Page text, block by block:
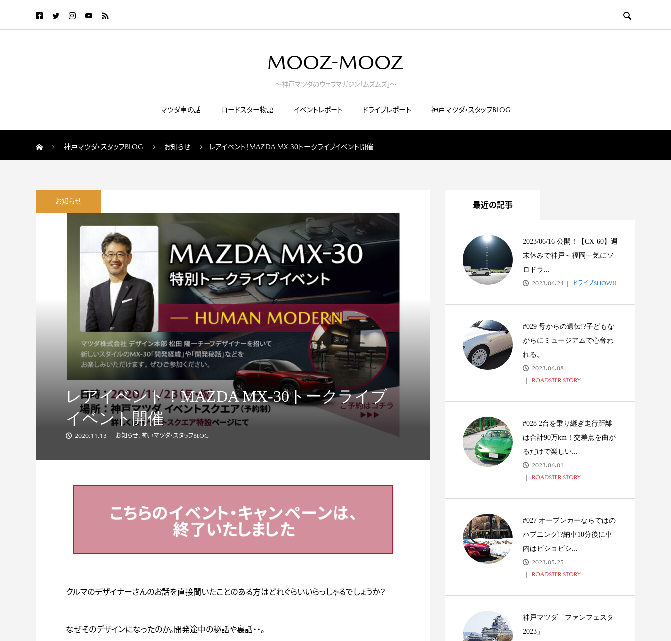

MOOZ-MOOZ
～神戸マツダのウェブマガジン「ムズムズ」～
マツダ車の話 ロードスター物語 イベントレポート ドライブレポート 神戸マツダ・スタッフBLOG
#011 子供も独立し、再びロード
スターを購入
#005 26歳でNA、42歳でNC、そ
して、56歳...
#015 愛車キャメロンで横滑り
感じる出会い
神戸マツダ・スタッフBLOG お知らせ レアイベント！MAZDA MX-30トークライブイベント開催
お知らせ
レアイベント！MAZDA MX-30トークライブ
イベント開催
2020.11.13 お知らせ, 神戸マツダ・スタッフBLOG
クルマのデザイナーさんのお話を直接聞いたことのある方はどれぐらいいらっしゃるでしょうか？
なぜそのデザインになったのか。開発途中の秘話や裏話・・。
最近の記事
2023/06/16 公開！【CX-60】週
末休みで神戸～福岡一気にソ
ロドラ...
2023.06.24 ドライブSHOW!!
#029 母からの遺伝!?子どもな
がらにミュージアムで心奪わ
れる。
2023.06.08
ROADSTER STORY
#028 2台を乗り継ぎ走行距離
は合計90万km！交差点を曲が
るだけで楽しい...
2023.06.01
ROADSTER STORY
#027 オープンカーならではの
ハプニング!?納車10分後に車
内はビショビシ...
2023.05.25
ROADSTER STORY
神戸マツダ「ファンフェスタ
2023」